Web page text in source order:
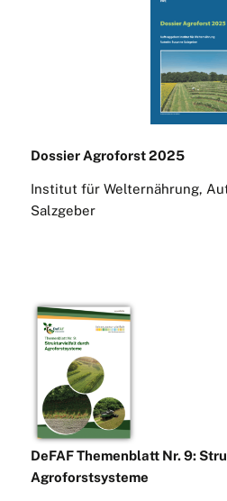
Dossier Agroforst 2025
Institut für Welternährung,
Salzgeber
DeFAF Themenblatt Nr. 9:
Agroforstsysteme